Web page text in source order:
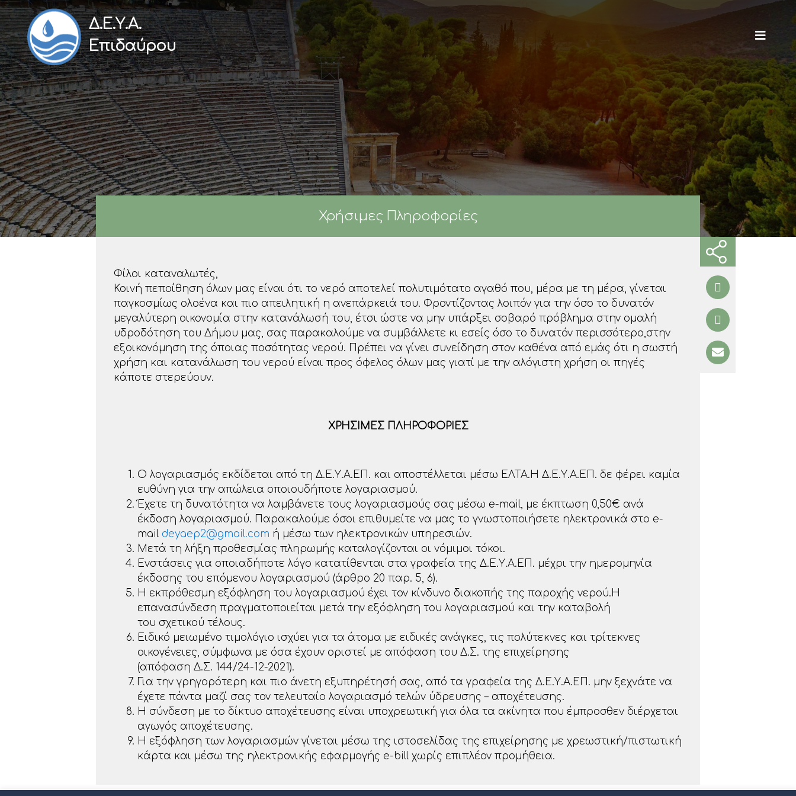
Δ.Ε.Υ.Α.
Επιδαύρου
Χρήσιμες Πληροφορίες
Φίλοι καταναλωτές,
Κοινή πεποίθηση όλων μας είναι ότι το νερό αποτελεί πολυτιμότατο αγαθό που, μέρα με τη μέρα, γίνεται
παγκοσμίως ολοένα και πιο απειλητική η ανεπάρκειά του. Φροντίζοντας λοιπόν για την όσο το δυνατόν
μεγαλύτερη οικονομία στην κατανάλωσή του, έτσι ώστε να μην υπάρξει σοβαρό πρόβλημα στην ομαλή
υδροδότηση του Δήμου μας, σας παρακαλούμε να συμβάλλετε κι εσείς όσο το δυνατόν περισσότερο,στην
εξοικονόμηση της όποιας ποσότητας νερού. Πρέπει να γίνει συνείδηση στον καθένα από εμάς ότι η σωστή
χρήση και κατανάλωση του νερού είναι προς όφελος όλων μας γιατί με την αλόγιστη χρήση οι πηγές
κάποτε στερεύουν.
ΧΡΗΣΙΜΕΣ ΠΛΗΡΟΦΟΡΙΕΣ
Ο λογαριασμός εκδίδεται από τη Δ.Ε.Υ.Α.ΕΠ. και αποστέλλεται μέσω ΕΛΤΑ.Η Δ.Ε.Υ.Α.ΕΠ. δε φέρει καμία
ευθύνη για την απώλεια οποιουδήποτε λογαριασμού.
Έχετε τη δυνατότητα να λαμβάνετε τους λογαριασμούς σας μέσω e-mail, με έκπτωση 0,50€ ανά
έκδοση λογαριασμού. Παρακαλούμε όσοι επιθυμείτε να μας το γνωστοποιήσετε ηλεκτρονικά στο e-
mail deyaep2@gmail.com ή μέσω των ηλεκτρονικών υπηρεσιών.
Μετά τη λήξη προθεσμίας πληρωμής καταλογίζονται οι νόμιμοι τόκοι.
Ενστάσεις για οποιαδήποτε λόγο κατατίθενται στα γραφεία της Δ.Ε.Υ.Α.ΕΠ. μέχρι την ημερομηνία
έκδοσης του επόμενου λογαριασμού (άρθρο 20 παρ. 5, 6).
Η εκπρόθεσμη εξόφληση του λογαριασμού έχει τον κίνδυνο διακοπής της παροχής νερού.Η
επανασύνδεση πραγματοποιείται μετά την εξόφληση του λογαριασμού και την καταβολή
του σχετικού τέλους.
Ειδικό μειωμένο τιμολόγιο ισχύει για τα άτομα με ειδικές ανάγκες, τις πολύτεκνες και τρίτεκνες
οικογένειες, σύμφωνα με όσα έχουν οριστεί με απόφαση του Δ.Σ. της επιχείρησης
(απόφαση Δ.Σ. 144/24-12-2021).
Για την γρηγορότερη και πιο άνετη εξυπηρέτησή σας, από τα γραφεία της Δ.Ε.Υ.Α.ΕΠ. μην ξεχνάτε να
έχετε πάντα μαζί σας τον τελευταίο λογαριασμό τελών ύδρευσης – αποχέτευσης.
Η σύνδεση με το δίκτυο αποχέτευσης είναι υποχρεωτική για όλα τα ακίνητα που έμπροσθεν διέρχεται
αγωγός αποχέτευσης.
Η εξόφληση των λογαριασμών γίνεται μέσω της ιστοσελίδας της επιχείρησης με χρεωστική/πιστωτική
κάρτα και μέσω της ηλεκτρονικής εφαρμογής e-bill χωρίς επιπλέον προμήθεια.